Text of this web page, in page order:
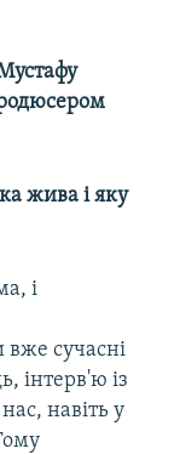
жива і яку
і
сучасні
інтерв'ю із
навіть у